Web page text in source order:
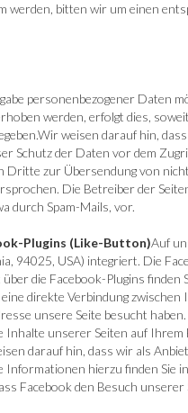
bitten wir um einen
personenbezogener Daten
werden, erfolgt dies,
weisen darauf hin,
Schutz der Daten vor dem
zur Übersendung von
Die Betreiber der
durch Spam-Mails, vor.
Plugins (Like-Button)Auf
94025, USA) integriert. Die
die Facebook-Plugins finden
direkte Verbindung
unsere Seite besucht
Inhalte unserer Seiten auf
darauf hin, dass wir als
hierzu finden Sie
Facebook den Besuch